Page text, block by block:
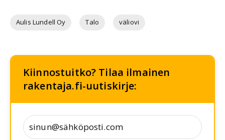
Aulis Lundell Oy Talo väliovi
Kiinnostuitko? Tilaa ilmainen
rakentaja.fi-uutiskirje: